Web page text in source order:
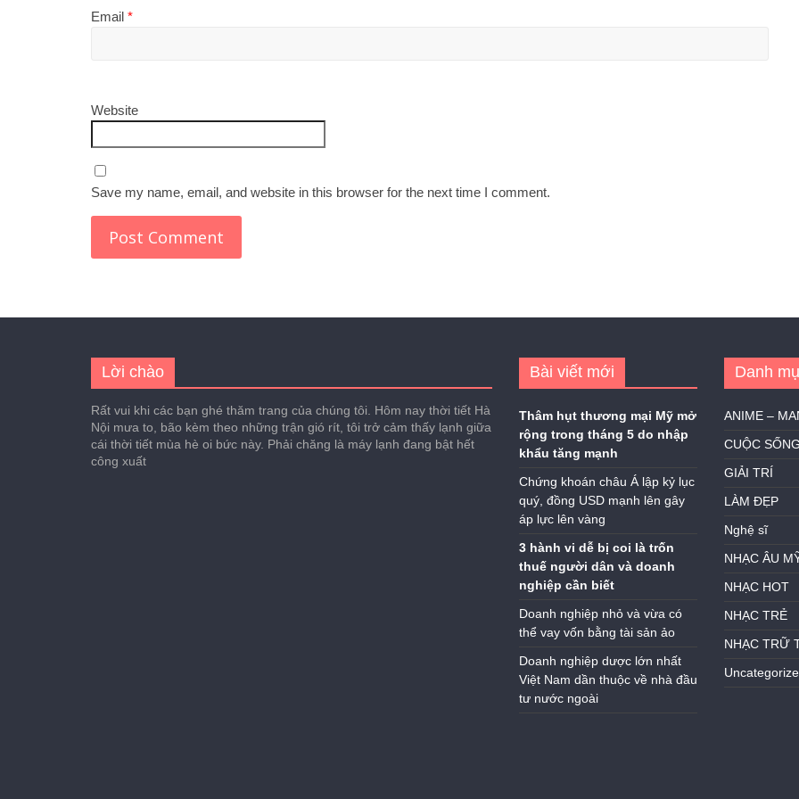
Email *
Website
Save my name, email, and website in this browser for the next time I comment.
Lời chào
Rất vui khi các bạn ghé thăm trang của chúng tôi. Hôm nay thời tiết Hà
Nội mưa to, bão kèm theo những trận gió rít, tôi trở cảm thấy lạnh giữa
cái thời tiết mùa hè oi bức này. Phải chăng là máy lạnh đang bật hết
công xuất
Bài viết mới
Thâm hụt thương mại Mỹ mở
rộng trong tháng 5 do nhập
khẩu tăng mạnh
Chứng khoán châu Á lập kỷ lục
quý, đồng USD mạnh lên gây
áp lực lên vàng
3 hành vi dễ bị coi là trốn
thuế người dân và doanh
nghiệp cần biết
Doanh nghiệp nhỏ và vừa có
thể vay vốn bằng tài sản ảo
Doanh nghiệp dược lớn nhất
Việt Nam dần thuộc về nhà đầu
tư nước ngoài
Danh
ANIME –
CUỘC
GIẢI TRÍ
LÀM ĐẸP
Nghệ sĩ
NHẠC ÂU
NHẠC HOT
NHẠC TRẺ
NHẠC TRỮ